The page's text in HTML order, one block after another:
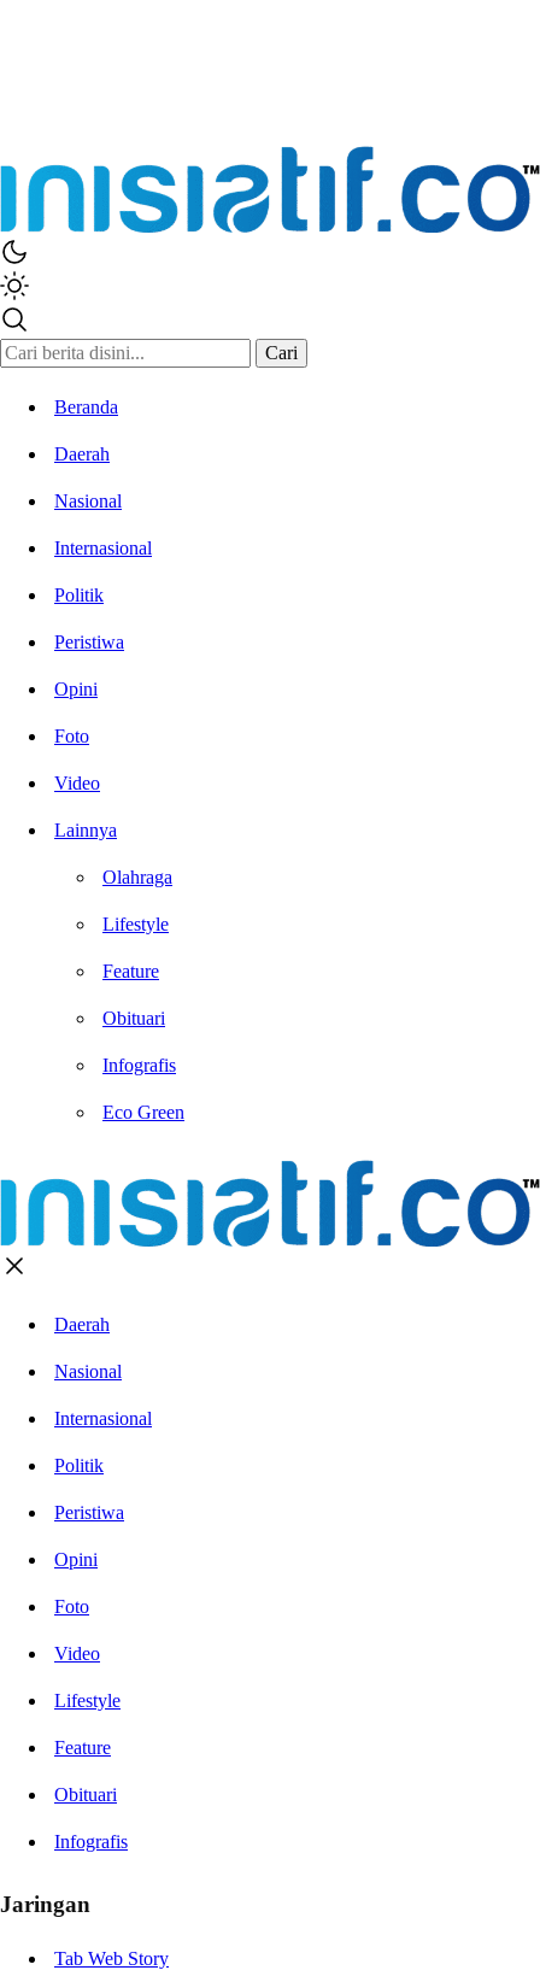
Inisiatif.co
Stay Connected Stay Informed
Cari
Beranda
Daerah
Nasional
Internasional
Politik
Peristiwa
Opini
Foto
Video
Lainnya
Olahraga
Lifestyle
Feature
Obituari
Infografis
Eco Green
Daerah
Nasional
Internasional
Politik
Peristiwa
Opini
Foto
Video
Lifestyle
Feature
Obituari
Infografis
Jaringan
Tab Web Story